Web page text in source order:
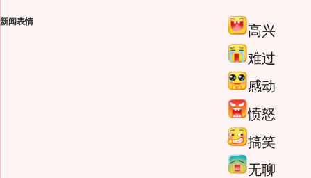
新闻表情
高兴
难过
感动
愤怒
搞笑
无聊